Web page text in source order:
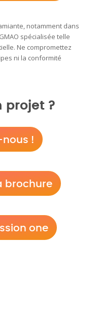
notamment dans
spécialisée telle
Ne compromettez
ni la conformité
projet ?
!
brochure
one